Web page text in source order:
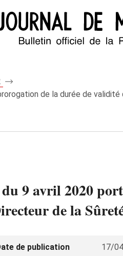
de la durée de
9 avril 2020
de la
de publication 17/